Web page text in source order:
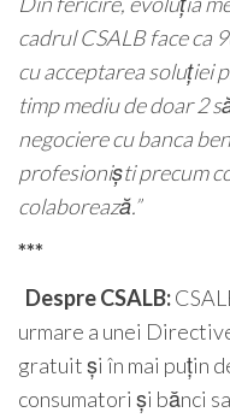
cadrul CSALB face ca
cu acceptarea soluției
timp mediu de doar 2
negociere cu banca
profesioniști precum
colaborează.”
***
Despre CSALB:
urmare a unei
gratuit și în mai puțin
consumatori și bănci